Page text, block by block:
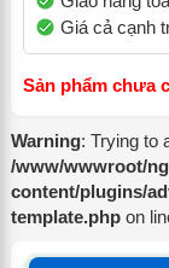
Giá cả cạnh
Sản phẩm chưa
Warning: Trying to
/www/wwwroot/
content/plugins/
template.php on